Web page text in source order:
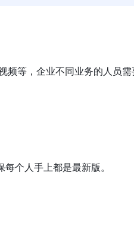
频等，企业不同业务的人员
个人手上都是最新版。